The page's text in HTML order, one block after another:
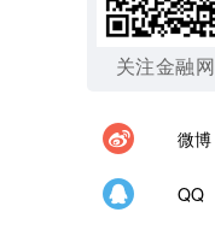
关注金融网
微博
QQ